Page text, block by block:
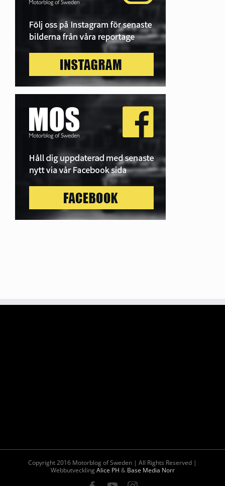
Copyright 2016 Motorblog of Sweden | All Rights Reserved |
WebbutvecklingAlice PH & Base Media Norr